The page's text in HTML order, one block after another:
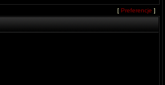
[ Preferencje ]